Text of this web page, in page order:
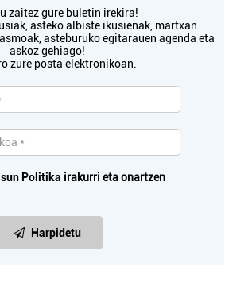
zaitez gure buletin irekira!
asteko albiste ikusienak, martxan
asteburuko egitarauen agenda eta
askoz gehiago!
zure posta elektronikoan.
Politika irakurri eta onartzen
Harpidetu